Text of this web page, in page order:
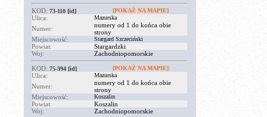
KOD: 73-110 [id] [POKAŻ NA MAPIE]
Ulica: Mazurska
Numer:
numery od 1 do końca obie
strony
Miejscowość:
Stargard Szczeciński
Powiat:
Stargardzki
Woj:
Zachodniopomorskie
KOD: 75-394 [id] [POKAŻ NA MAPIE]
Ulica: Mazurska
Numer:
numery od 1 do końca obie
strony
Miejscowość:
Koszalin
Powiat:
Koszalin
Woj:
Zachodniopomorskie